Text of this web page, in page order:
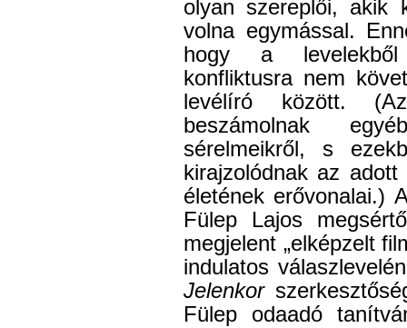
olyan szereplői, akik
volna egymással.
hogy a levelekből
konfliktusra nem
levélíró között.
beszámolnak
sérelmeikről, s
kirajzolódnak az
életének erővonalai.)
Fülep Lajos
megjelent „elképzelt
indulatos
Jelenkor
Fülep odaadó